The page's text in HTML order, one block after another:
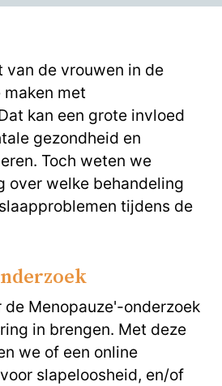
van de vrouwen in de
met
kan een grote invloed
gezondheid en
Toch weten we
over welke behandeling
tijdens de
de Menopauze'-onderzoek
in brengen. Met deze
we of een online
slapeloosheid, en/of